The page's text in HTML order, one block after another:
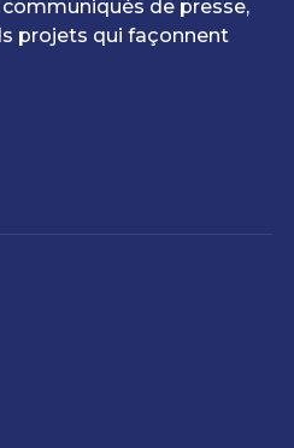
de presse,
projets qui façonnent